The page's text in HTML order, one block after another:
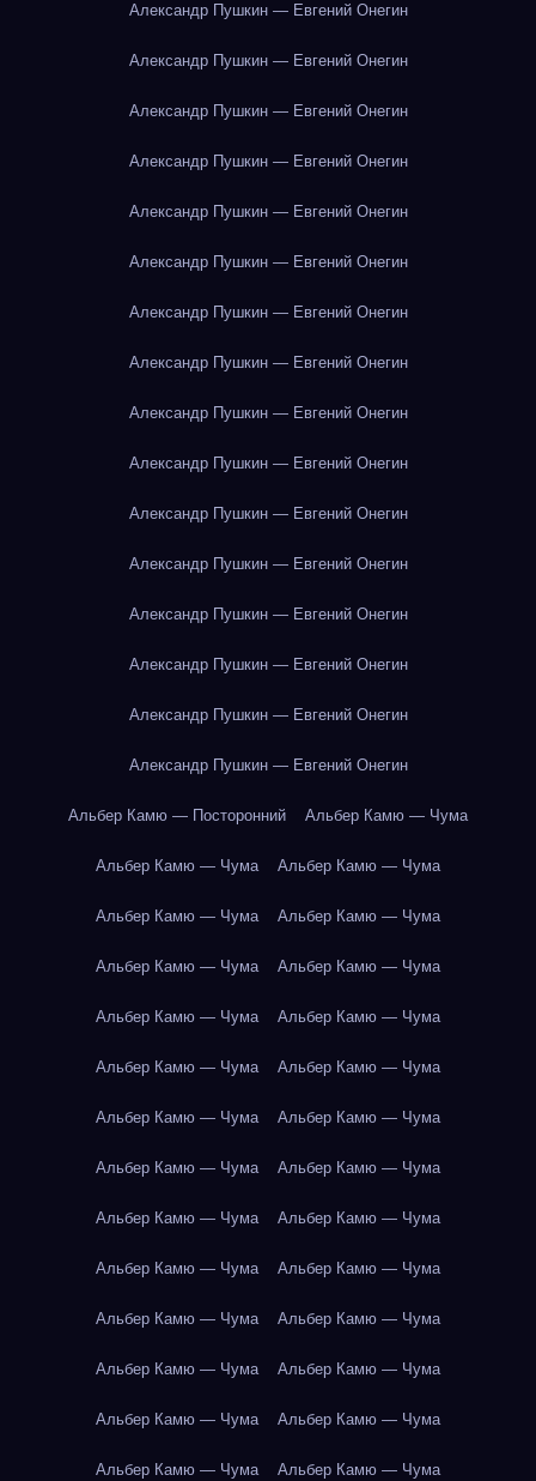
Александр Пушкин — Евгений Онегин
Александр Пушкин — Евгений Онегин
Александр Пушкин — Евгений Онегин
Александр Пушкин — Евгений Онегин
Александр Пушкин — Евгений Онегин
Александр Пушкин — Евгений Онегин
Александр Пушкин — Евгений Онегин
Александр Пушкин — Евгений Онегин
Александр Пушкин — Евгений Онегин
Александр Пушкин — Евгений Онегин
Александр Пушкин — Евгений Онегин
Александр Пушкин — Евгений Онегин
Александр Пушкин — Евгений Онегин
Александр Пушкин — Евгений Онегин
Александр Пушкин — Евгений Онегин
Александр Пушкин — Евгений Онегин
Альбер Камю — Посторонний Альбер Камю — Чума
Альбер Камю — Чума Альбер Камю — Чума
Альбер Камю — Чума Альбер Камю — Чума
Альбер Камю — Чума Альбер Камю — Чума
Альбер Камю — Чума Альбер Камю — Чума
Альбер Камю — Чума Альбер Камю — Чума
Альбер Камю — Чума Альбер Камю — Чума
Альбер Камю — Чума Альбер Камю — Чума
Альбер Камю — Чума Альбер Камю — Чума
Альбер Камю — Чума Альбер Камю — Чума
Альбер Камю — Чума Альбер Камю — Чума
Альбер Камю — Чума Альбер Камю — Чума
Альбер Камю — Чума Альбер Камю — Чума
Альбер Камю — Чума Альбер Камю — Чума